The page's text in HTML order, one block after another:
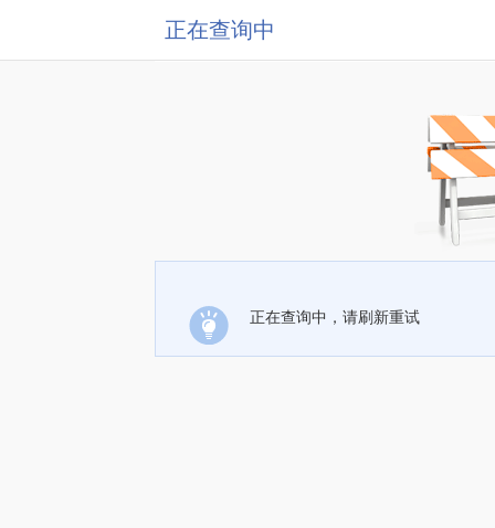
正在查询中
正在查询中，请刷新重试